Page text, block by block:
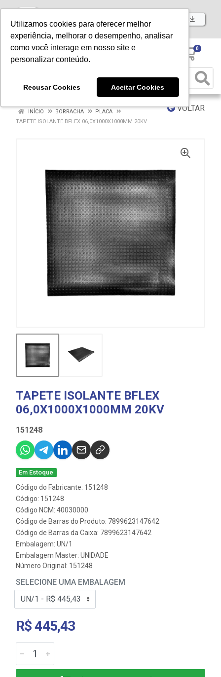
Utilizamos cookies para oferecer melhor
experiência, melhorar o desempenho, analisar
como você interage em nosso site e
personalizar conteúdo.
Recusar Cookies Aceitar Cookies
Baixe já nosso APP
0
VOLTAR
INÍCIO BORRACHA
PLACA
TAPETE ISOLANTE BFLEX 06,0X1000X1000MM 20KV
TAPETE ISOLANTE BFLEX
06,0X1000X1000MM 20KV
151248
Em Estoque
Código do Fabricante: 151248
Código: 151248
Código NCM: 40030000
Código de Barras do Produto: 7899623147642
Código de Barras da Caixa: 7899623147642
Embalagem: UN/1
Embalagem Master: UNIDADE
Número Original: 151248
SELECIONE UMA EMBALAGEM
R$ 445,43